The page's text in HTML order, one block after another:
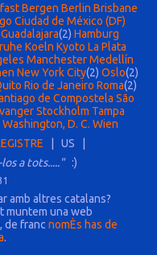
Bergen Berlin Brisbane
Ciudad de México (DF)
Guadalajara(2) Hamburg
Koeln Kyoto La Plata
ManchesterMedellín
New York City(2) Oslo(2)
Rio de Janeiro Roma(2)
de Compostela São
Stockholm Tampa
Washington, D. C. Wien
| US |
a tots.....":)
amb altres catalans?
muntem una web
de franc nomÈs has de
.